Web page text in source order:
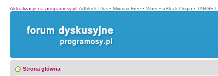
Aktualizacje na programosy.pl: Adblock Plus • Mixmax Free • Viber • uBlock Origin •
Strona główna